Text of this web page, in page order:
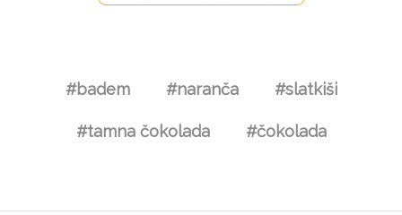
#badem #naranča #slatkiši
#tamna čokolada #čokolada